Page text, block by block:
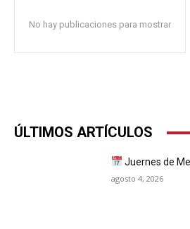
No hay publicaciones para mostrar
ÚLTIMOS ARTÍCULOS
Juernes de
agosto 4, 2026